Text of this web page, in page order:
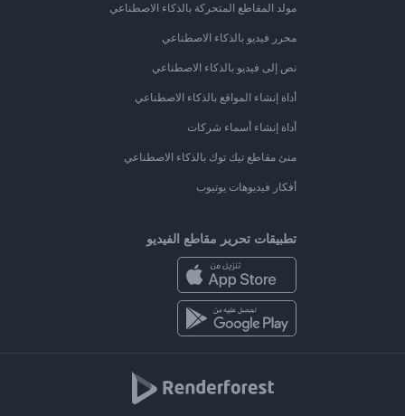
مولد المقاطع المتحركة بالذكاء الاصطناعي
محرر فيديو بالذكاء الاصطناعي
نص إلى فيديو بالذكاء الاصطناعي
أداة إنشاء المواقع بالذكاء الاصطناعي
أداة إنشاء أسماء شركات
منئ مقاطع تيك توك بالذكاء الاصطناعي
أفكار فيديوهات يوتيوب
تطبيقات تحرير مقاطع الفيديو